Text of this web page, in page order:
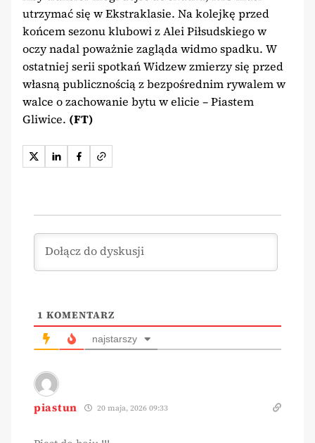
utrzymać się w Ekstraklasie. Na kolejkę przed
końcem sezonu klubowi z Alei Piłsudskiego w
oczy nadal poważnie zagląda widmo spadku. W
ostatniej serii spotkań Widzew zmierzy się przed
własną publicznością z bezpośrednim rywalem w
walce o zachowanie bytu w elicie – Piastem
Gliwice. (FT)
1 KOMENTARZ
najstarszy
piastun 20 maja, 2026 09:33